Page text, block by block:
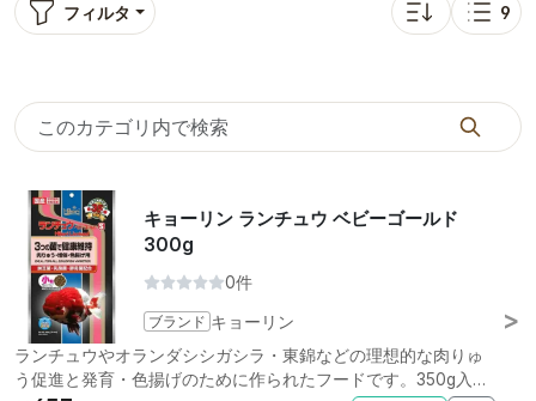
フィルタ
並び替え: 人気順
表示
9
キョーリン ランチュウ ベビーゴールド
300g
0件
ブランド キョーリン
ランチュウやオランダシシガシラ・東錦などの理想的な肉りゅ
う促進と発育・色揚げのために作られたフードです。350g入